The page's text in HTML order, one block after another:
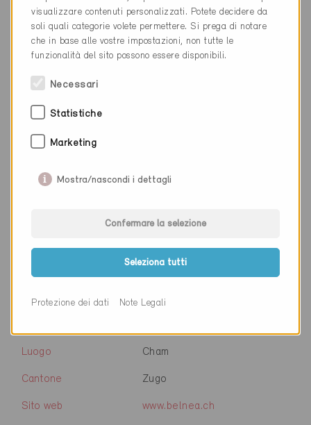
Luogo Cham
Cantone Zugo
Sito web
Luogo Cham
Ditta Belnea AG
Luogo Cham
Cantone Zugo
Sito web www.belnea.ch
visualizzare contenuti personalizzati. Potete decidere da
soli quali categorie volete permettere. Si prega di notare
che in base alle vostre impostazioni, non tutte le
funzionalità del sito possono essere disponibili.
Necessari
Statistiche
Marketing
Mostra/nascondi i dettagli
Confermare la selezione
Seleziona tutti
Protezione dei dati Note Legali